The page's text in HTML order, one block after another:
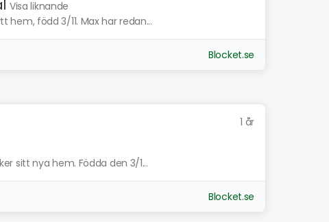
Visa liknande
född 3/11. Max har redan...
Blocket.se
1 år
sitt nya hem. Födda den 3/1...
Blocket.se